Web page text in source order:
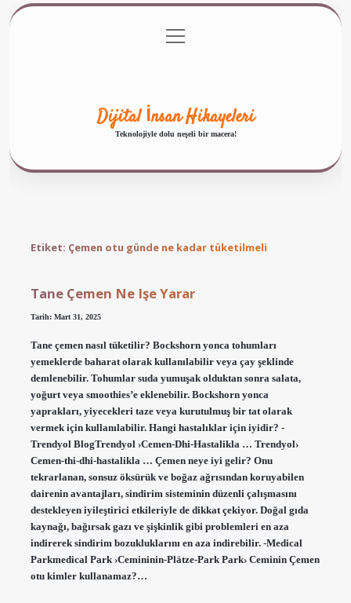
Gizlilik Politikası
menüyü
aç
Dijital İnsan Hikayeleri
Teknolojiyle dolu neşeli bir macera!
Etiket: Çemen otu günde ne kadar tüketilmeli
Tane Çemen Ne Işe Yarar
Tarih: Mart 31, 2025
Tane çemen nasıl tüketilir? Bockshorn yonca tohumları
yemeklerde baharat olarak kullanılabilir veya çay şeklinde
demlenebilir. Tohumlar suda yumuşak olduktan sonra salata,
yoğurt veya smoothies’e eklenebilir. Bockshorn yonca
yaprakları, yiyecekleri taze veya kurutulmuş bir tat olarak
vermek için kullanılabilir. Hangi hastalıklar için iyidir? -
Trendyol BlogTrendyol ›Cemen-Dhi-Hastalikla … Trendyol›
Cemen-thi-dhi-hastalikla … Çemen neye iyi gelir? Onu
tekrarlanan, sonsuz öksürük ve boğaz ağrısından koruyabilen
dairenin avantajları, sindirim sisteminin düzenli çalışmasını
destekleyen iyileştirici etkileriyle de dikkat çekiyor. Doğal gıda
kaynağı, bağırsak gazı ve şişkinlik gibi problemleri en aza
indirerek sindirim bozukluklarını en aza indirebilir. -Medical
Parkmedical Park ›Cemininin-Plätze-Park Park› Ceminin Çemen
otu kimler kullanamaz?…